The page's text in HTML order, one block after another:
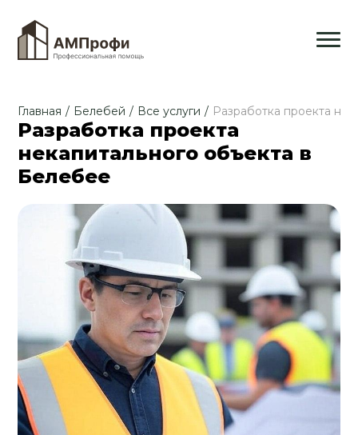
Главная / Белебей / Все услуги / Разработка проекта
Разработка проекта
некапитального объекта в
Белебее